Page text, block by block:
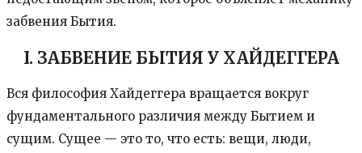
забвения Бытия.
I. ЗАБВЕНИЕ БЫТИЯ У ХАЙДЕГГЕРА
Вся философия Хайдеггера вращается вокруг
фундаментального различия между Бытием и
сущим. Сущее — это то, что есть: вещи, люди,